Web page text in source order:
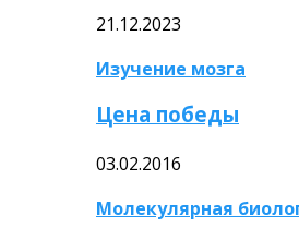
21.12.2023
Изучение мозга
Цена победы
03.02.2016
Молекулярная